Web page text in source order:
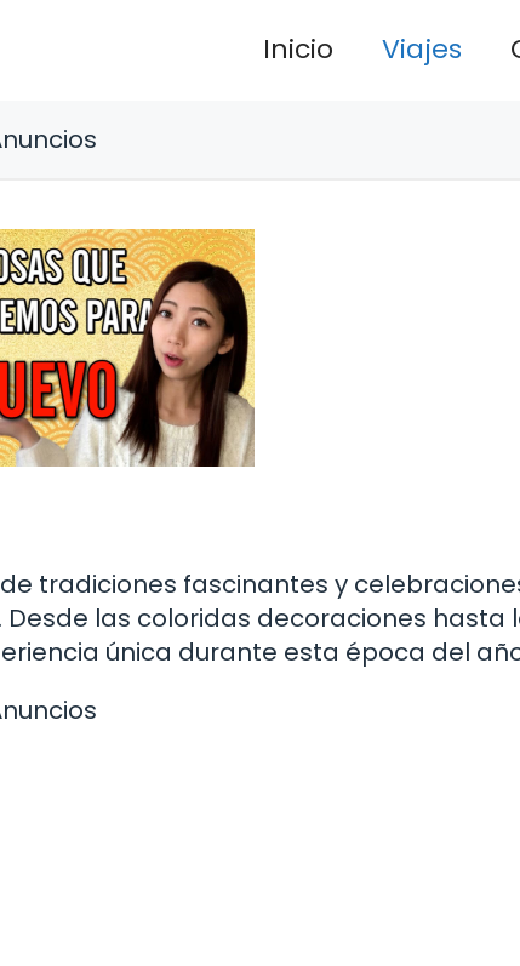
Inicio Viajes
tradiciones fascinantes y
las coloridas decoraciones hasta
única durante esta época del